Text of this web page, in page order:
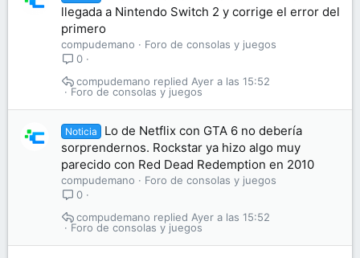
llegada a Nintendo Switch 2 y corrige el error del
primero
compudemano
Foro de consolas y juegos
0
Foro de consolas y juegos
Ayer a las 15:52
compudemano
Noticia
Lo de Netflix con GTA 6 no debería
sorprendernos. Rockstar ya hizo algo muy
parecido con Red Dead Redemption en 2010
compudemano
Foro de consolas y juegos
0
Foro de consolas y juegos
Ayer a las 15:52
compudemano